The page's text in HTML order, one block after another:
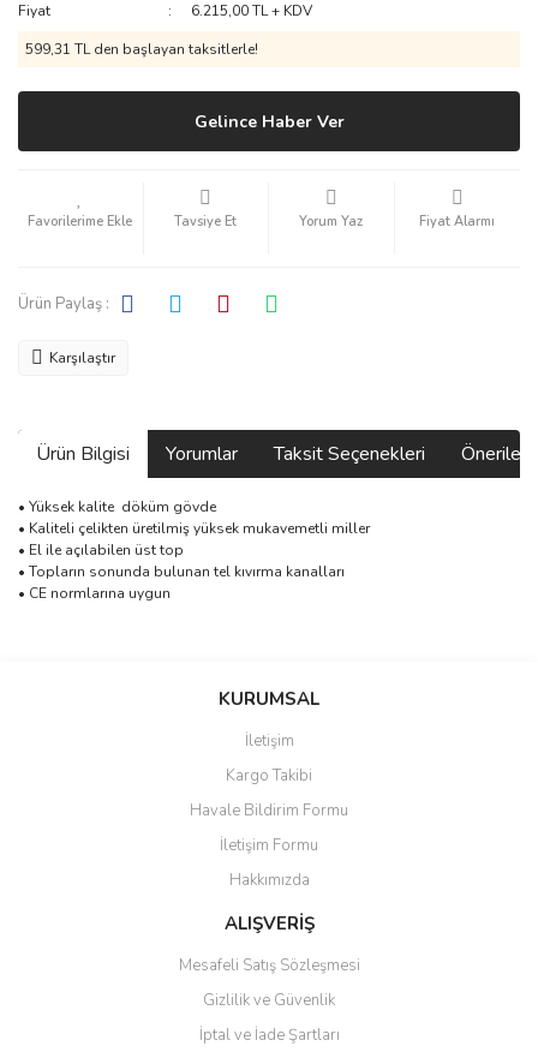
Fiyat
6.215,00 TL + KDV
599,31 TL den başlayan taksitlerle!
Gelince Haber Ver
Tavsiye Et Yorum Yaz Fiyat Alarmı
Ürün Paylaş :
Karşılaştır
Ürün Bilgisi Yorumlar Taksit Seçenekleri
• Yüksek kalite döküm gövde
• Kaliteli çelikten üretilmiş yüksek mukavemetli miller
• El ile açılabilen üst top
• Topların sonunda bulunan tel kıvırma kanalları
• CE normlarına uygun
Bu ürüne ilk yorumu siz yapın!
Ürün resmi kalitesiz, bozuk veya görüntülenemiyor.
Ürün açıklamasında eksik bilgiler bulunuyor.
Ürün bilgilerinde hatalar bulunuyor.
Ürün fiyatı diğer sitelerden daha pahalı.
Bu ürüne benzer farklı alternatifler olmalı.
KURUMSAL
İletişim
Kargo Takibi
Havale Bildirim Formu
İletişim Formu
Hakkımızda
ALIŞVERİŞ
Mesafeli Satış Sözleşmesi
Gizlilik ve Güvenlik
İptal ve İade Şartları